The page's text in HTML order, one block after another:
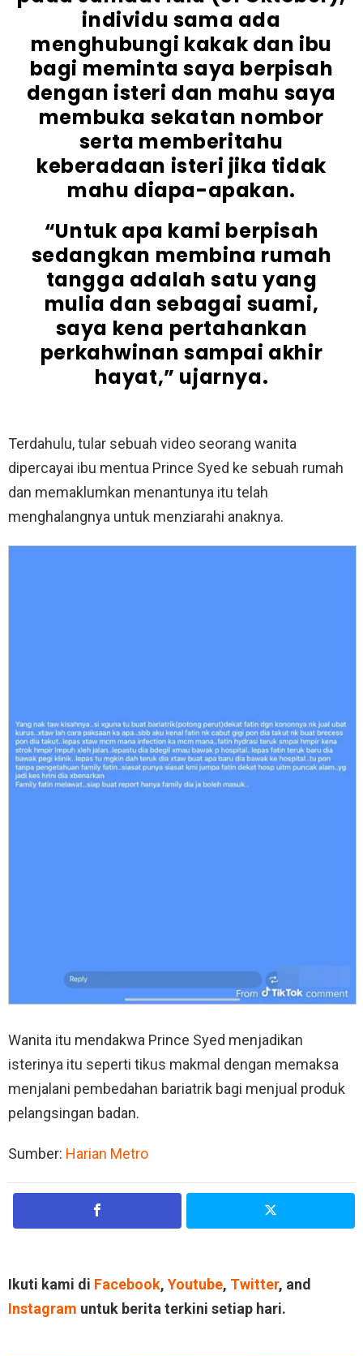
individu sama ada
menghubungi kakak dan ibu
bagi meminta saya berpisah
dengan isteri dan mahu saya
membuka sekatan nombor
serta memberitahu
keberadaan isteri jika tidak
mahu diapa-apakan.
“Untuk apa kami berpisah
sedangkan membina rumah
tangga adalah satu yang
mulia dan sebagai suami,
saya kena pertahankan
perkahwinan sampai akhir
hayat,” ujarnya.
Terdahulu, tular sebuah video seorang wanita
dipercayai ibu mentua Prince Syed ke sebuah rumah
dan memaklumkan menantunya itu telah
menghalangnya untuk menziarahi anaknya.
Wanita itu mendakwa Prince Syed menjadikan
isterinya itu seperti tikus makmal dengan memaksa
menjalani pembedahan bariatrik bagi menjual produk
pelangsingan badan.
Sumber: Harian Metro
Ikuti kami di Facebook, Youtube, Twitter, and
Instagram untuk berita terkini setiap hari.